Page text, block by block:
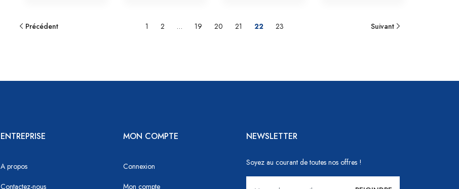
Précédent 1 2 … 19 20 21 22 23 Suivant
ENTREPRISE
A propos
Contactez-nous
MON COMPTE
Connexion
Mon compte
NEWSLETTER
Soyez au courant de toutes nos offres !